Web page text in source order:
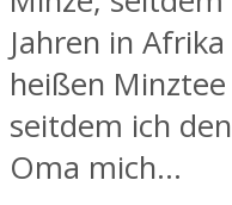
Jahren in
heißen
seitdem ich
Oma mich...